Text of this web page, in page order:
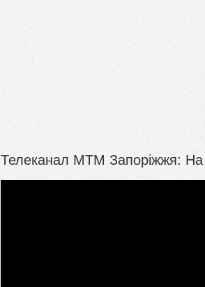
Телеканал МТМ Запоріжжя: На